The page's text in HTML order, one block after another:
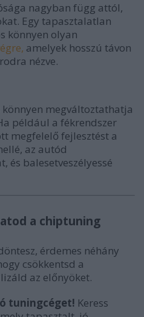
nagyban függ attól,
Egy tapasztalatlan
könnyen olyan
amelyek hosszú távon
nézve.
megváltoztathatja
például a fékrendszer
megfelelő fejlesztést a
az autód
és balesetveszélyessé
a chiptuning
érdemes néhány
csökkentsd a
az előnyöket.
tuningcéget! Keress